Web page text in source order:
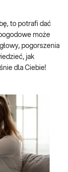
to potrafi dać
może
pogorszenia
jak
dla Ciebie!